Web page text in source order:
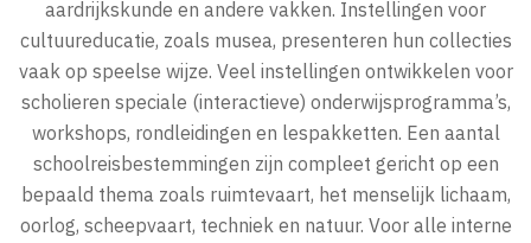
aardrijkskunde en andere vakken. Instellingen voor
cultuureducatie, zoals musea, presenteren hun collecties
vaak op speelse wijze. Veel instellingen ontwikkelen voor
scholieren speciale (interactieve) onderwijsprogramma’s,
workshops, rondleidingen en lespakketten. Een aantal
schoolreisbestemmingen zijn compleet gericht op een
bepaald thema zoals ruimtevaart, het menselijk lichaam,
oorlog, scheepvaart, techniek en natuur. Voor alle interne